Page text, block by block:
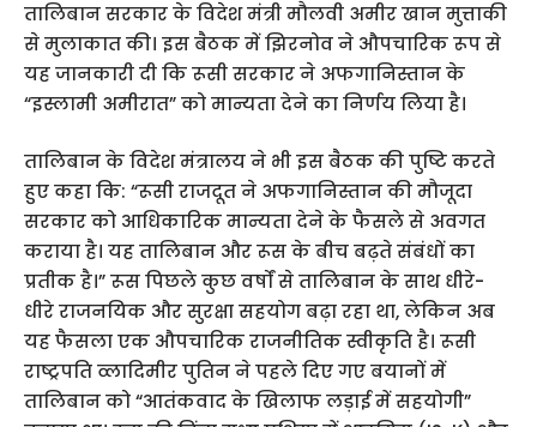
तालिबान सरकार के विदेश मंत्री मौलवी अमीर खान मुत्ताकी
से मुलाकात की। इस बैठक में झिरनोव ने औपचारिक रूप से
यह जानकारी दी कि रूसी सरकार ने अफगानिस्तान के
“इस्लामी अमीरात” को मान्यता देने का निर्णय लिया है।
तालिबान के विदेश मंत्रालय ने भी इस बैठक की पुष्टि करते
हुए कहा कि: “रूसी राजदूत ने अफगानिस्तान की मौजूदा
सरकार को आधिकारिक मान्यता देने के फैसले से अवगत
कराया है। यह तालिबान और रूस के बीच बढ़ते संबंधों का
प्रतीक है।” रूस पिछले कुछ वर्षों से तालिबान के साथ धीरे-
धीरे राजनयिक और सुरक्षा सहयोग बढ़ा रहा था, लेकिन अब
यह फैसला एक औपचारिक राजनीतिक स्वीकृति है। रूसी
राष्ट्रपति व्लादिमीर पुतिन ने पहले दिए गए बयानों में
तालिबान को “आतंकवाद के खिलाफ लड़ाई में सहयोगी”